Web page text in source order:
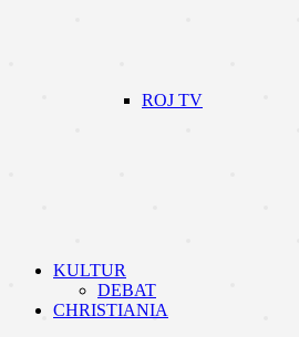
ROJ TV
KULTUR
DEBAT
CHRISTIANIA